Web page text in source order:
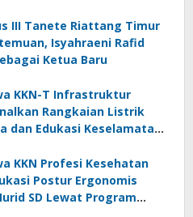
III Tanete Riattang Timur
Isyahraeni Rafid
Ketua Baru
KKN-T Infrastruktur
Rangkaian Listrik
dan Edukasi Keselamatan
KKN Profesi Kesehatan
Postur Ergonomis
SD Lewat Program